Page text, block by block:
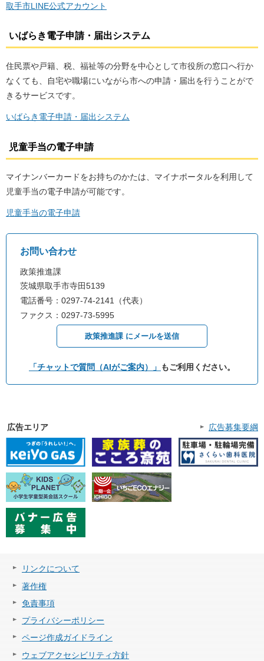
取手市LINE公式アカウント
いばらき電子申請・届出システム
住民票や戸籍、税、福祉等の分野を中心として市役所の窓口へ行か
なくても、自宅や職場にいながら市への申請・届出を行うことがで
きるサービスです。
いばらき電子申請・届出システム
児童手当の電子申請
マイナンバーカードをお持ちのかたは、マイナポータルを利用して
児童手当の電子申請が可能です。
児童手当の電子申請
お問い合わせ
政策推進課
茨城県取手市寺田5139
電話番号：0297-74-2141（代表）
ファクス：0297-73-5995
政策推進課 にメールを送信
「チャットで質問（AIがご案内）」 もご利用ください。
広告エリア 広告募集要綱
リンクについて
著作権
免責事項
プライバシーポリシー
ページ作成ガイドライン
ウェブアクセシビリティ方針